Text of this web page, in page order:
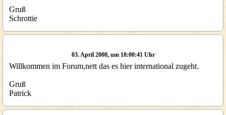
Gruß
Schrottie
03. April 2008, um 18:00:41 Uhr
Willkommen im Forum,nett das es hier international zugeht.
Gruß
Patrick